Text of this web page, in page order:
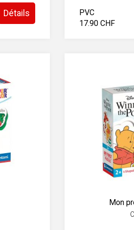
Détails
PVC
17.90 CHF
Mon